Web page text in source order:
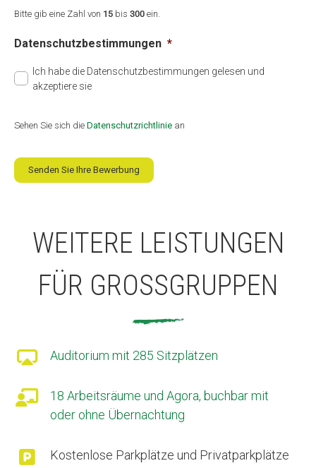
Bitte gib eine Zahl von 15 bis 300 ein.
Datenschutzbestimmungen *
Ich habe die Datenschutzbestimmungen gelesen und
akzeptiere sie
Sehen Sie sich die Datenschutzrichtlinie an
Senden Sie Ihre Bewerbung
WEITERE LEISTUNGEN
FÜR GROSSGRUPPEN
 Auditorium mit 285 Sitzplätzen

18 Arbeitsräume und Agora, buchbar mit
oder ohne Übernachtung
 Kostenlose Parkplätze und Privatparkplätze